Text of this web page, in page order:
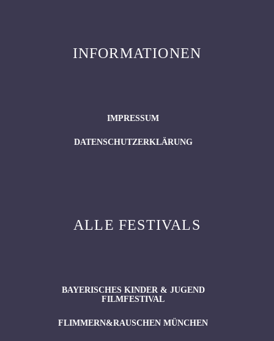
INFORMATIONEN
IMPRESSUM
DATENSCHUTZERKLÄRUNG
ALLE FESTIVALS
BAYERISCHES KINDER & JUGEND
FILMFESTIVAL
FLIMMERN&RAUSCHEN MÜNCHEN